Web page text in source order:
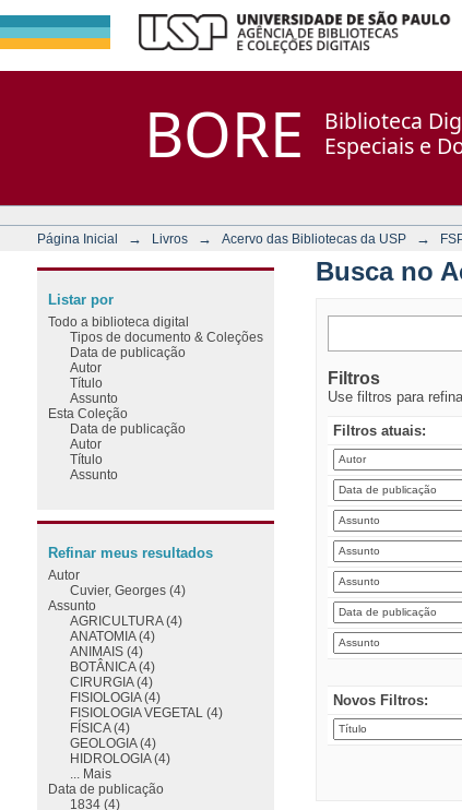
BORE
Biblioteca
Especiais e
Página Inicial → Livros → Acervo das Bibliotecas da USP →
Busca no
Filtros
Use filtros para
Filtros atuais:
Novos Filtros:
Listar por
Todo a biblioteca digital
Tipos de documento & Coleções
Data de publicação
Autor
Título
Assunto
Esta Coleção
Data de publicação
Autor
Título
Assunto
Refinar meus resultados
Autor
Cuvier, Georges (4)
Assunto
AGRICULTURA (4)
ANATOMIA (4)
ANIMAIS (4)
BOTÂNICA (4)
CIRURGIA (4)
FISIOLOGIA (4)
FISIOLOGIA VEGETAL (4)
FÍSICA (4)
GEOLOGIA (4)
HIDROLOGIA (4)
... Mais
Data de publicação
1834 (4)